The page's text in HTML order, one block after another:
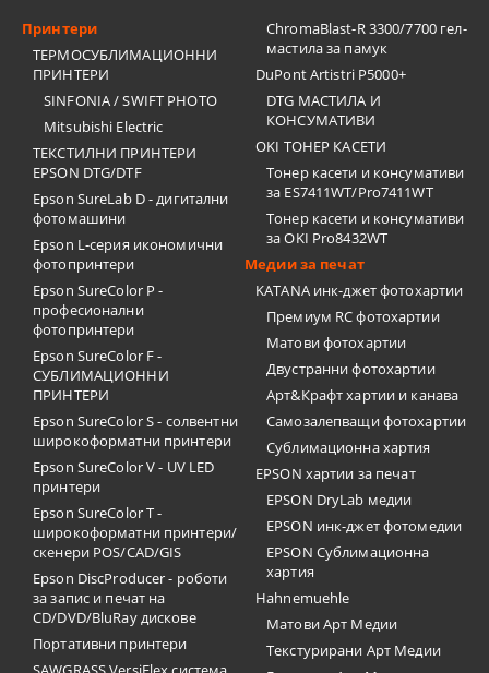
Принтери
ТЕРМОСУБЛИМАЦИОННИ
ПРИНТЕРИ
SINFONIA / SWIFT PHOTO
Mitsubishi Electric
ТЕКСТИЛНИ ПРИНТЕРИ
EPSON DTG/DTF
Epson SureLab D - дигитални
фотомашини
Epson L-серия икономични
фотопринтери
Epson SureColor P -
професионални
фотопринтери
Epson SureColor F -
СУБЛИМАЦИОННИ
ПРИНТЕРИ
Epson SureColor S - солвентни
широкоформатни принтери
Epson SureColor V - UV LED
принтери
Epson SureColor T -
широкоформатни принтери/
скенери POS/CAD/GIS
Epson DiscProducer - роботи
за запис и печат на
CD/DVD/BluRay дискове
Портативни принтери
ChromaBlast-R 3300/7700 гел-
мастила за памук
DuPont Artistri P5000+
DTG МАСТИЛА И
КОНСУМАТИВИ
OKI ТОНЕР КАСЕТИ
Тонер касети и консумативи
за ES7411WT/Pro7411WT
Тонер касети и консумативи
за OKI Pro8432WT
Медии за печат
KATANA инк-джет фотохартии
Премиум RC фотохартии
Матови фотохартии
Двустранни фотохартии
Арт&Крафт хартии и канава
Самозалепващи фотохартии
Сублимационна хартия
EPSON хартии за печат
EPSON DryLab медии
EPSON инк-джет фотомедии
EPSON Сублимационна
хартия
Hahnemuehle
Матови Арт Медии
Текстурирани Арт Медии